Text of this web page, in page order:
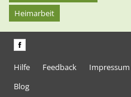
Heimarbeit
Hilfe Feedback Impressum
Blog